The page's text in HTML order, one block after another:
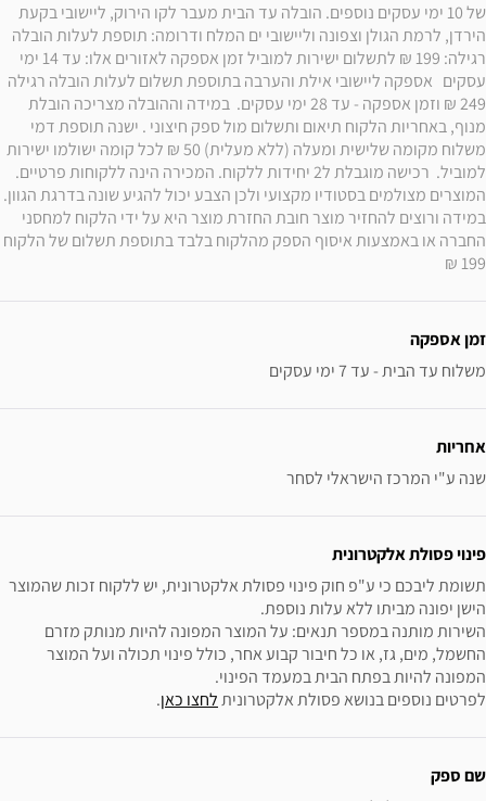
199 ₪
זמן אספקה
משלוח עד הבית - עד 7 ימי עסקים
אחריות
שנה ע"י המרכז הישראלי לסחר
פינוי פסולת אלקטרונית
לפרטים נוספים בנושא פסולת אלקטרונית לחצו כאן.
שם ספק